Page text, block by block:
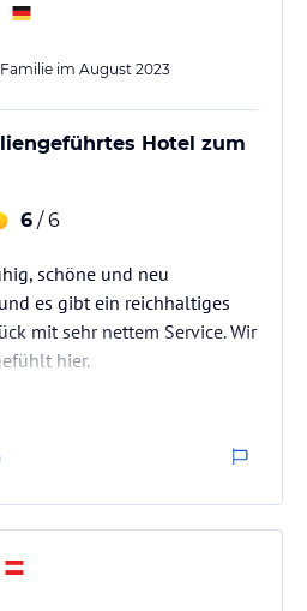
Familie im August 2023
Hotel zum
6 / 6
schöne und neu
es gibt ein reichhaltiges
mit sehr nettem Service. Wir
hier.